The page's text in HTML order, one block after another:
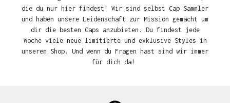
die du nur hier findest! Wir sind selbst Cap Sammler
und haben unsere Leidenschaft zur Mission gemacht um
dir die besten Caps anzubieten. Du findest jede
Woche viele neue limitierte und exklusive Styles in
unserem Shop. Und wenn du Fragen hast sind wir immer
für dich da!